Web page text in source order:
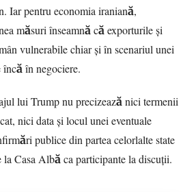
Iar pentru economia iraniană,
măsuri înseamnă că exporturile și
vulnerabile chiar și în scenariul unei
în negociere.
lui Trump nu precizează nici termenii
nici data și locul unei eventuale
publice din partea celorlalte state
la Casa Albă ca participante la discuții.